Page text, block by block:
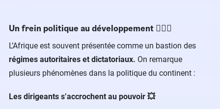
Un frein politique au développement 👮🏾‍♀️
L’Afrique est souvent présentée comme un bastion des
régimes autoritaires et dictatoriaux. On remarque
plusieurs phénomènes dans la politique du continent :
Les dirigeants s’accrochent au pouvoir 💥